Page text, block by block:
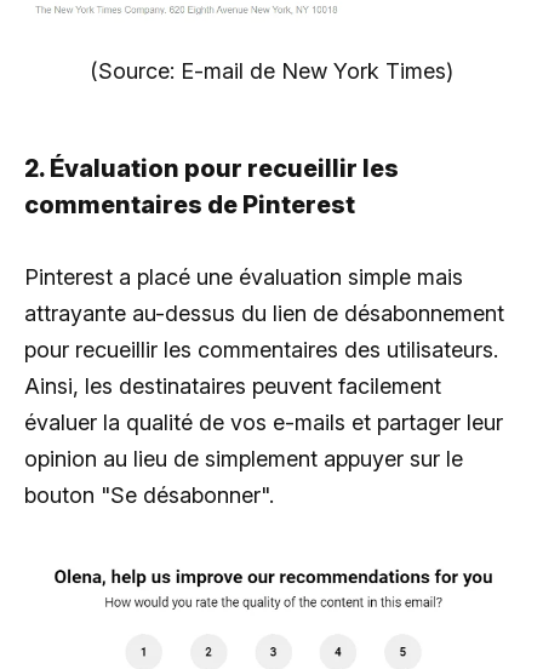
(Source: E-mail de New York Times)
2. Évaluation pour recueillir les
commentaires de Pinterest
Pinterest a placé une évaluation simple mais
attrayante au-dessus du lien de désabonnement
pour recueillir les commentaires des utilisateurs.
Ainsi, les destinataires peuvent facilement
évaluer la qualité de vos e-mails et partager leur
opinion au lieu de simplement appuyer sur le
bouton "Se désabonner".